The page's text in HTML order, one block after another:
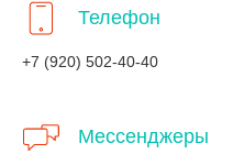
Телефон
+7 (920) 502-40-40
Мессенджеры